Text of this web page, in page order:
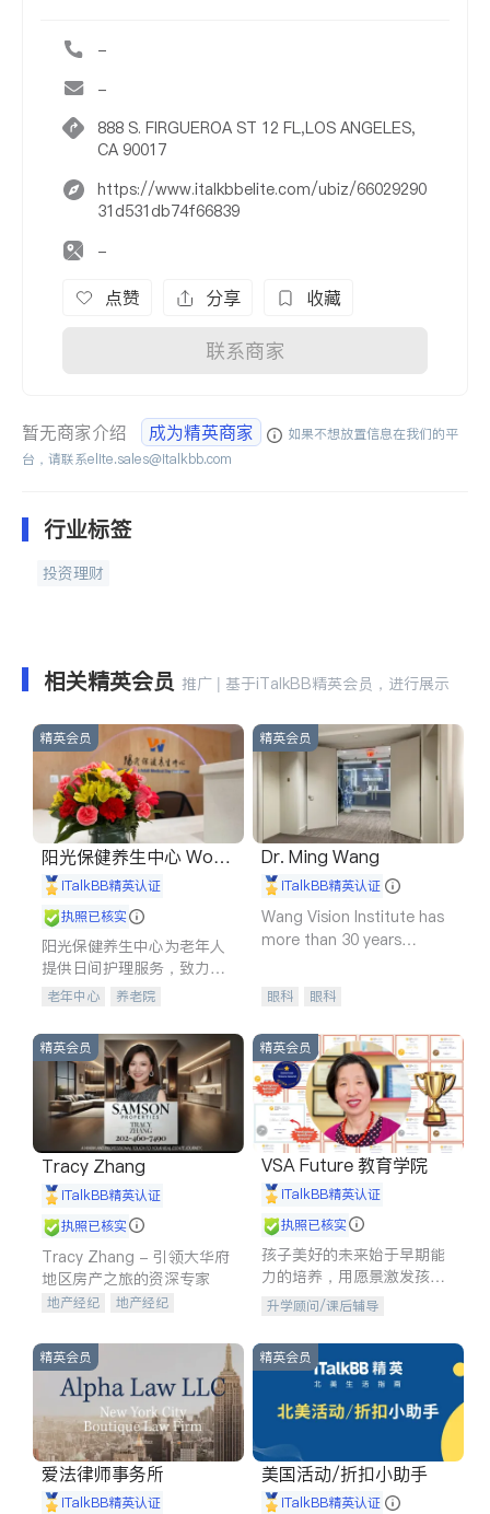
-
-
888 S. FIRGUEROA ST 12 FL,LOS ANGELES,
CA 90017
https://www.italkbbelite.com/ubiz/66029290
31d531db74f66839
-
点赞 分享 收藏
联系商家
暂无商家介绍 成为精英商家
如果不想放置信息在我们的平
台，请联系elite.sales@italkbb.com
行业标签
投资理财
相关精英会员 推广 | 基于iTalkBB精英会员，进行展示
精英会员
阳光保健养生中心 World
shine
iTalkBB精英认证
执照已核实
阳光保健养生中心为老年人
提供日间护理服务，致力于
通过持续的护理创新来有效
老年中心 养老院
精英会员
Dr. Ming Wang
iTalkBB精英认证
Wang Vision Institute has
more than 30 years
眼科 眼科
精英会员
Tracy Zhang
iTalkBB精英认证
执照已核实
Tracy Zhang - 引领大华府
地区房产之旅的资深专家
地产经纪
地产经纪
商铺租售
精英会员
VSA Future 教育学院
iTalkBB精英认证
执照已核实
孩子美好的未来始于早期能
力的培养，用愿景激发孩子
的学习潜力和动力。理念：
拥有成长型心态是成功的基
石。
升学顾问/课后辅导
精英会员
爱法律师事务所
iTalkBB精英认证
精英会员
美国活动/折扣小助手
iTalkBB精英认证